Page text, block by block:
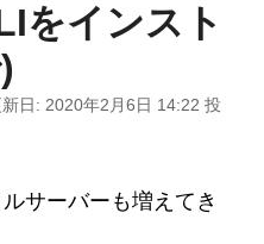
をインスト
日: 2020年2月6日 14:22 投
サーバーも増えてき